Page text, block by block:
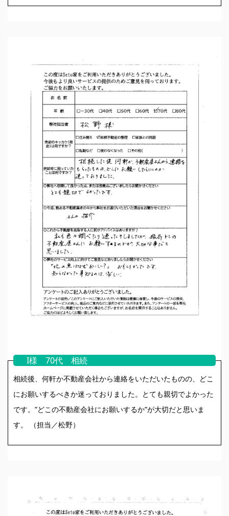
I様 70代 相続
相続後、何軒か不動産会社から連絡をいただいたものの、どこ
にお願いするべきか迷っておりました。とても親切でよかった
です。”どこの不動産会社にお願いするか”が大切だと思いま
す。 （担当／松野）